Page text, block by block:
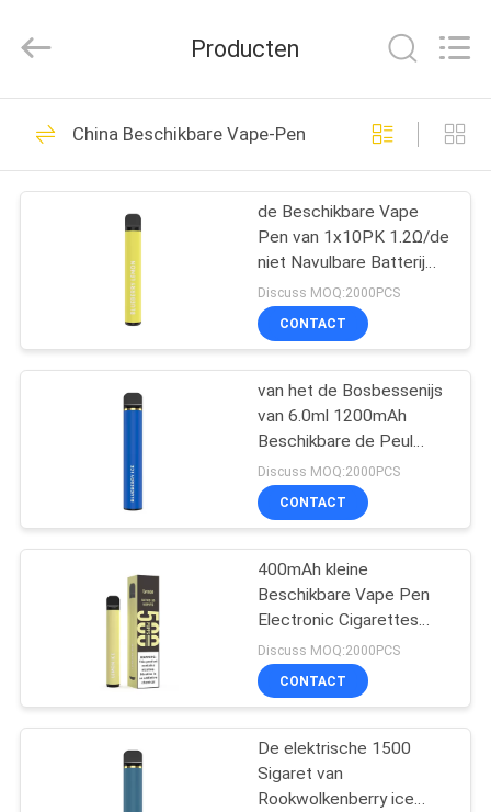
HUIS
PRODUCTEN
ONGEVEER
ONS
KWALITEITSCONTROLE
VERZOEK
CITAAT
SITEMAP
Rights
by
Beschikbare Vape-
Stok
80
Beschikbare Vape-
34
Beschikbaar Vape-
Peulapparaat
36
Producten
China Beschikbare Vape-Pen
de Beschikbare Vape
Pen van 1x10PK 1.2Ω/de
niet Navulbare Batterij
van E Cigs 400mAh
Discuss MOQ:2000PCS
CONTACT
van het de Bosbessenijs
van 6.0ml 1200mAh
Beschikbare de Peul
Elektronische Sigaret
19mm Roestvrij staal
Discuss MOQ:2000PCS
CONTACT
400mAh kleine
Beschikbare Vape Pen
Electronic Cigarettes
500Puffs
Discuss MOQ:2000PCS
CONTACT
De elektrische 1500
Sigaret van
Rookwolkenberry ice